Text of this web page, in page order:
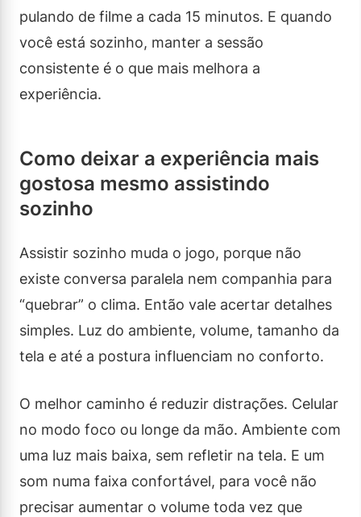
pulando de filme a cada 15 minutos. E quando
você está sozinho, manter a sessão
consistente é o que mais melhora a
experiência.
Como deixar a experiência mais
gostosa mesmo assistindo
sozinho
Assistir sozinho muda o jogo, porque não
existe conversa paralela nem companhia para
“quebrar” o clima. Então vale acertar detalhes
simples. Luz do ambiente, volume, tamanho da
tela e até a postura influenciam no conforto.
O melhor caminho é reduzir distrações. Celular
no modo foco ou longe da mão. Ambiente com
uma luz mais baixa, sem refletir na tela. E um
som numa faixa confortável, para você não
precisar aumentar o volume toda vez que